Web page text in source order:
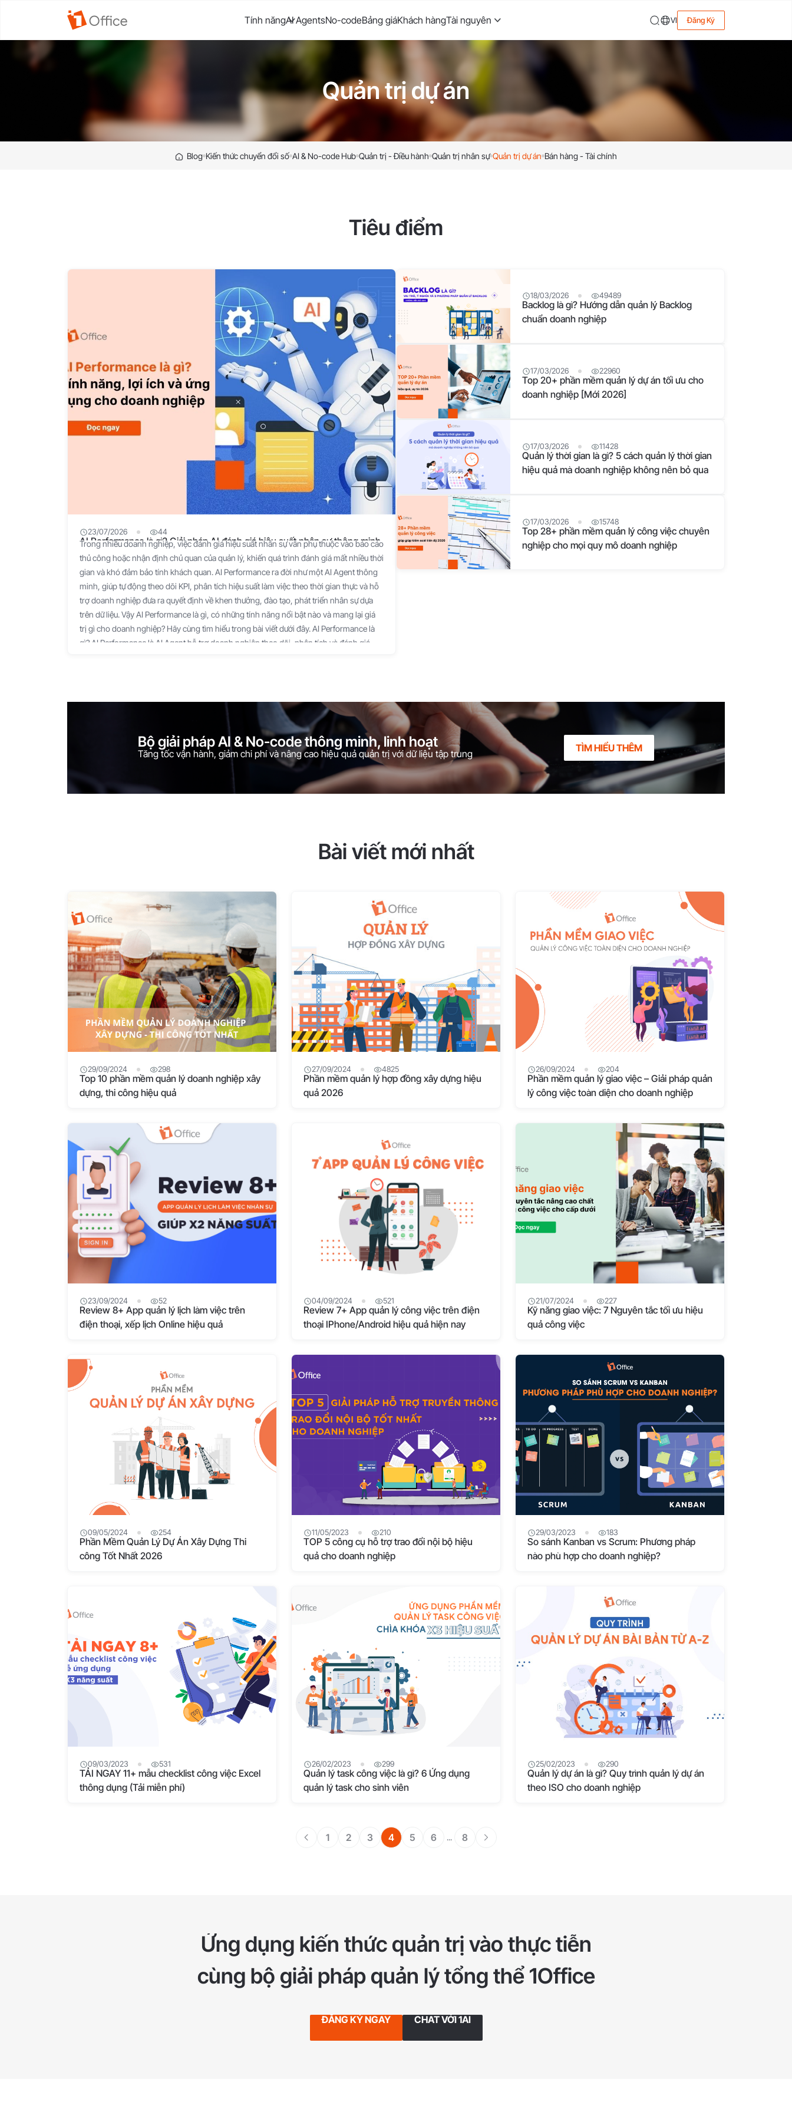
Tính năngAI AgentsNo-codeBảng giáKhách hàngTài nguyên VI Đăng Ký
Quản trị dự án
Blog Kiến thức chuyển đổi số AI & No-code Hub Quản trị - Điều hành Quản trị nhân sự Quản trị dự án Bán hàng - Tài chính
Tiêu điểm
23/07/2026 44
AI Performance là gì? Giải pháp AI đánh giá hiệu suất nhân sự thông minh
Trong nhiều doanh nghiệp, việc đánh giá hiệu suất nhân sự vẫn phụ thuộc vào báo cáo
thủ công hoặc nhận định chủ quan của quản lý, khiến quá trình đánh giá mất nhiều thời
gian và khó đảm bảo tính khách quan. AI Performance ra đời như một AI Agent thông
minh, giúp tự động theo dõi KPI, phân tích hiệu suất làm việc theo thời gian thực và hỗ
trợ doanh nghiệp đưa ra quyết định về khen thưởng, đào tạo, phát triển nhân sự dựa
trên dữ liệu. Vậy AI Performance là gì, có những tính năng nổi bật nào và mang lại giá
trị gì cho doanh nghiệp? Hãy cùng tìm hiểu trong bài viết dưới đây. AI Performance là
gì? AI Performance là AI Agent hỗ trợ doanh nghiệp theo dõi, phân tích và đánh giá
nhóm và toàn doanh nghiệp, từ đó đưa ra các quyết định về khen thưởng, đào tạo hay
phân bổ nguồn lực phù hợp. AI Performance hoạt động như thế nào? AI Performance
thu thập dữ liệu từ các hoạt động hằng ngày của nhân viên trên hệ thống như KPI, công
việc, tiến độ thực hiện, thời gian hoàn thành và kết quả đạt được. Sau đó, AI sẽ tự động
18/03/2026 49489
Backlog là gì? Hướng dẫn quản lý Backlog
chuẩn doanh nghiệp
17/03/2026 22960
Top 20+ phần mềm quản lý dự án tối ưu cho
doanh nghiệp [Mới 2026]
17/03/2026 11428
Quản lý thời gian là gì? 5 cách quản lý thời gian
hiệu quả mà doanh nghiệp không nên bỏ qua
17/03/2026 15748
Top 28+ phần mềm quản lý công việc chuyên
nghiệp cho mọi quy mô doanh nghiệp
Bộ giải pháp AI & No-code thông minh, linh hoạt
Tăng tốc vận hành, giảm chi phí và nâng cao hiệu quả quản trị với dữ liệu tập trung TÌM HIỂU THÊM
Bài viết mới nhất
29/09/2024 298
Top 10 phần mềm quản lý doanh nghiệp xây
dựng, thi công hiệu quả
27/09/2024 4825
Phần mềm quản lý hợp đồng xây dựng hiệu
quả 2026
26/09/2024 204
Phần mềm quản lý giao việc – Giải pháp quản
lý công việc toàn diện cho doanh nghiệp
23/09/2024 52
Review 8+ App quản lý lịch làm việc trên
điện thoại, xếp lịch Online hiệu quả
04/09/2024 521
Review 7+ App quản lý công việc trên điện
thoại IPhone/Android hiệu quả hiện nay
21/07/2024 227
Kỹ năng giao việc: 7 Nguyên tắc tối ưu hiệu
quả công việc
09/05/2024 254
Phần Mềm Quản Lý Dự Án Xây Dựng Thi
công Tốt Nhất 2026
11/05/2023 210
TOP 5 công cụ hỗ trợ trao đổi nội bộ hiệu
quả cho doanh nghiệp
29/03/2023 183
So sánh Kanban vs Scrum: Phương pháp
nào phù hợp cho doanh nghiệp?
09/03/2023 531
TẢI NGAY 11+ mẫu checklist công việc Excel
thông dụng (Tải miễn phí)
26/02/2023 299
Quản lý task công việc là gì? 6 Ứng dụng
quản lý task cho sinh viên
25/02/2023 290
Quản lý dự án là gì? Quy trình quản lý dự án
theo ISO cho doanh nghiệp
1 2 3 4 5 6 ... 8
Ứng dụng kiến thức quản trị vào thực tiễn
cùng bộ giải pháp quản lý tổng thể 1Office
ĐĂNG KÝ NGAY CHAT VỚI 1AI